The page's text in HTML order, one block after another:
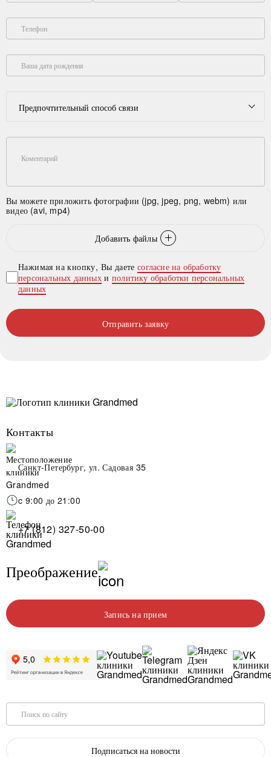
Телефон
Ваша дата рождения
Предпочтительный способ связи
Коментарий
Вы можете приложить фотографии (jpg, jpeg, png, webm) или
видео (avi, mp4)
Добавить файлы
Нажимая на кнопку, Вы даетесогласие на обработку
персональных данныхиполитику обработки персональных
данных
Отправить заявку
Контакты
Санкт-Петербург, ул. Садовая 35
c 9:00 до 21:00
+7 (812) 327-50-00
Преображение
Запись на прием
Поиск по сайту
Подписаться на новости